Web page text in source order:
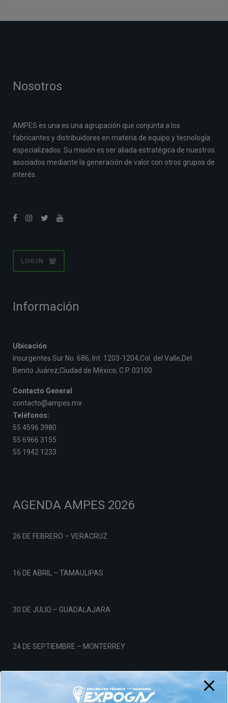
Nosotros
AMPES es una es una agrupación que conjunta a los
fabricantes y distribuidores en materia de equipo y tecnología
especializados. Su misión es ser aliada estratégica de nuestros
asociados mediante la generación de valor con otros grupos de
interés.
LOGIN
Información
Ubicación
Insurgentes Sur No. 686, Int. 1203-1204,Col. del Valle,Del.
Benito Juárez,Ciudad de México, C.P. 03100
Contacto General
contacto@ampes.mx
Teléfonos:
55 4596 3980
55 6966 3155
55 1942 1233
AGENDA AMPES 2026
26 DE FEBRERO – VERACRUZ
16 DE ABRIL – TAMAULIPAS
30 DE JULIO – GUADALAJARA
24 DE SEPTIEMBRE – MONTERREY